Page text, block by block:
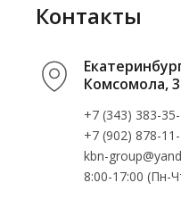
Контакты
Комсомола,
+7 (343) 383-
+7 (902) 878-
kbn-
8:00-17:00 (Пн-